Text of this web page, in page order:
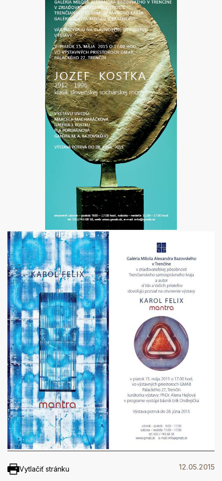
Vytlačiť stránku 12.05.2015